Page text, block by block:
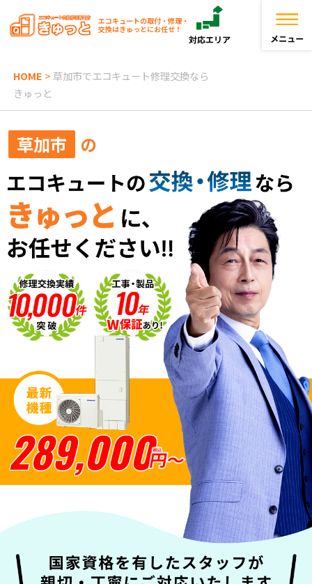
トップページ
きゅっとが選ばれる理由
お役立ち情報
お客様の声
よくある質問
SNSアカウント
エコキュートの取付・修理・
交換はきゅっとにお任せ！
HOME >草加市でエコキュート修理交換なら
きゅっと
草加市 の
289,000